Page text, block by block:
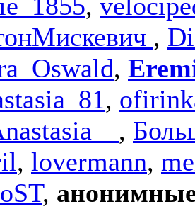
,
,
,
,
, lovermann,
,